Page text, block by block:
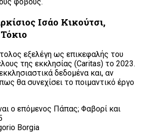
Ισάο Κικούτσι,
εξελέγη ως επικεφαλής του
της εκκλησίας (Caritas) το 2023.
δεδομένα και, αν
θα συνεχίσει το ποιμαντικό έργο
Borgia